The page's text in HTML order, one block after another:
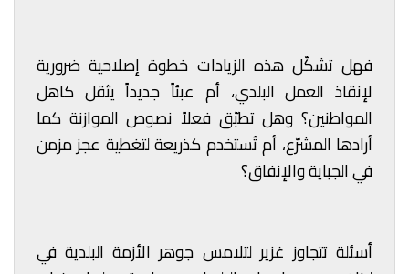
فهل تشكّل هذه الزيادات خطوة إصلاحية ضرورية
لإنقاذ العمل البلدي، أم عبئاً جديداً يثقل كاهل
المواطنين؟ وهل تطبّق فعلاً نصوص الموازنة كما
أرادها المشرّع، أم تُستخدم كذريعة لتغطية عجز مزمن
في الجباية والإنفاق؟
أسئلة تتجاوز غزير لتلامس جوهر الأزمة البلدية في